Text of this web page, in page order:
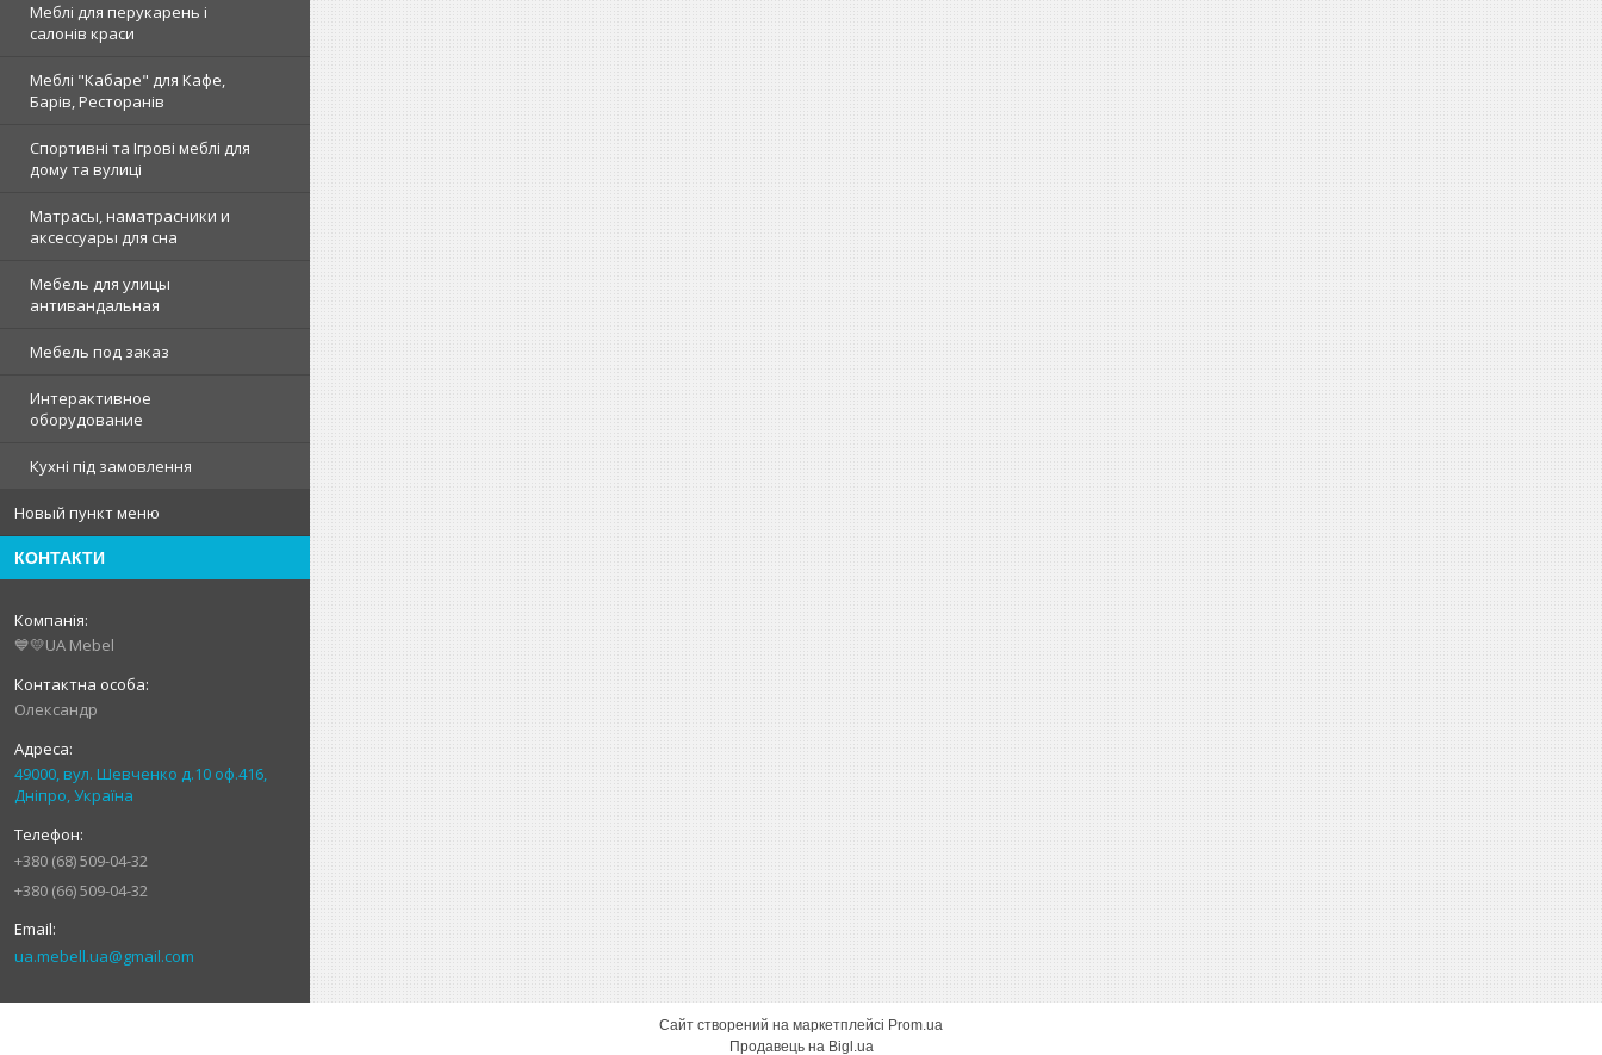
Меблі для перукарень і
салонів краси
Меблі "Кабаре" для Кафе,
Барів, Ресторанів
Спортивні та Ігрові меблі для
дому та вулиці
Матрасы, наматрасники и
аксессуары для сна
Мебель для улицы
антивандальная
Мебель под заказ
Интерактивное
оборудование
Кухні під замовлення
Новый пункт меню
КОНТАКТИ
💙💛UA Mebel
Олександр
49000, вул. Шевченко д.10 оф.416,
Дніпро, Україна
+380 (68) 509-04-32
+380 (66) 509-04-32
ua.mebell.ua@gmail.com
Сайт створений на маркетплейсі Prom.ua
Продавець на Bigl.ua